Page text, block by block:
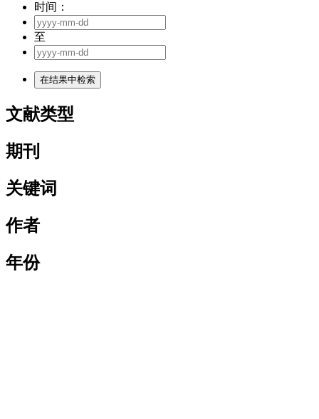
时间：
至
文献类型
期刊
关键词
作者
年份